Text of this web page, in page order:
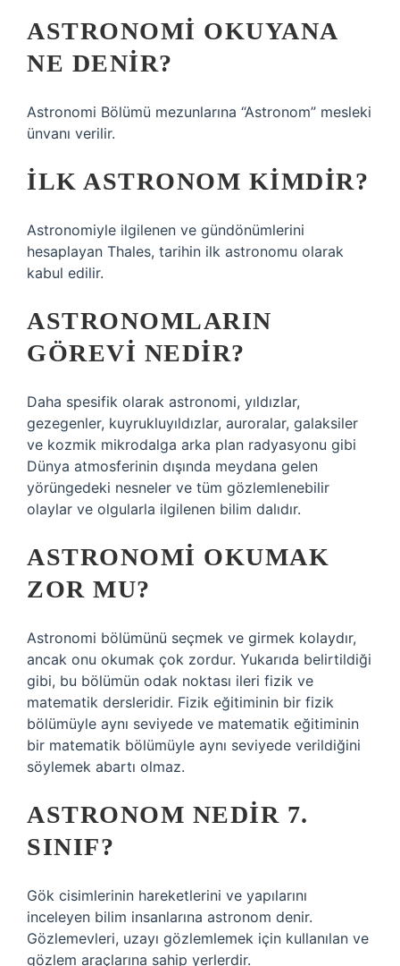
ASTRONOMI OKUYANA
NE DENIR?
Astronomi Bölümü mezunlarına “Astronom” mesleki
ünvanı verilir.
İLK ASTRONOM KIMDIR?
Astronomiyle ilgilenen ve gündönümlerini
hesaplayan Thales, tarihin ilk astronomu olarak
kabul edilir.
ASTRONOMLARIN
GÖREVI NEDIR?
Daha spesifik olarak astronomi, yıldızlar,
gezegenler, kuyrukluyıldızlar, auroralar, galaksiler
ve kozmik mikrodalga arka plan radyasyonu gibi
Dünya atmosferinin dışında meydana gelen
yörüngedeki nesneler ve tüm gözlemlenebilir
olaylar ve olgularla ilgilenen bilim dalıdır.
ASTRONOMI OKUMAK
ZOR MU?
Astronomi bölümünü seçmek ve girmek kolaydır,
ancak onu okumak çok zordur. Yukarıda belirtildiği
gibi, bu bölümün odak noktası ileri fizik ve
matematik dersleridir. Fizik eğitiminin bir fizik
bölümüyle aynı seviyede ve matematik eğitiminin
bir matematik bölümüyle aynı seviyede verildiğini
söylemek abartı olmaz.
ASTRONOM NEDIR 7.
SINIF?
Gök cisimlerinin hareketlerini ve yapılarını
inceleyen bilim insanlarına astronom denir.
Gözlemevleri, uzayı gözlemlemek için kullanılan ve
gözlem araçlarına sahip yerlerdir.